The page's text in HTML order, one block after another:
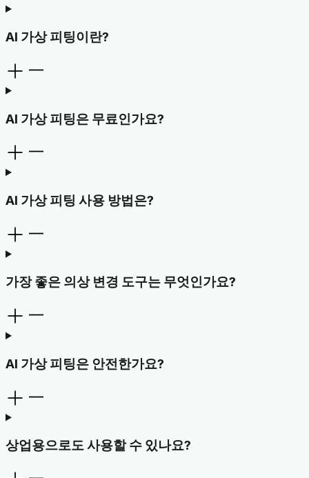
AI 가상 피팅이란?
AI 가상 피팅은 무료인가요?
AI 가상 피팅 사용 방법은?
가장 좋은 의상 변경 도구는 무엇인가요?
AI 가상 피팅은 안전한가요?
상업용으로도 사용할 수 있나요?